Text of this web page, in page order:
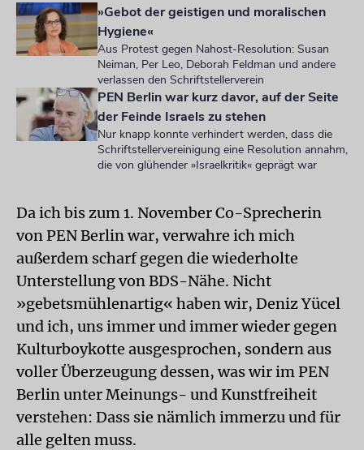
»Gebot der geistigen und moralischen
Hygiene«
Aus Protest gegen Nahost-Resolution: Susan
Neiman, Per Leo, Deborah Feldman und andere
verlassen den Schriftstellerverein
PEN Berlin war kurz davor, auf der Seite
der Feinde Israels zu stehen
Nur knapp konnte verhindert werden, dass die
Schriftstellervereinigung eine Resolution annahm,
die von glühender »Israelkritik« geprägt war
Da ich bis zum 1. November Co-Sprecherin
von PEN Berlin war, verwahre ich mich
außerdem scharf gegen die wiederholte
Unterstellung von BDS-Nähe. Nicht
»gebetsmühlenartig« haben wir, Deniz Yücel
und ich, uns immer und immer wieder gegen
Kulturboykotte ausgesprochen, sondern aus
voller Überzeugung dessen, was wir im PEN
Berlin unter Meinungs- und Kunstfreiheit
verstehen: Dass sie nämlich immerzu und für
alle gelten muss.